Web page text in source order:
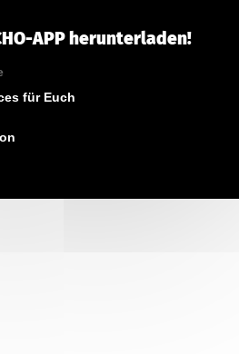
APP herunterladen!
für Euch